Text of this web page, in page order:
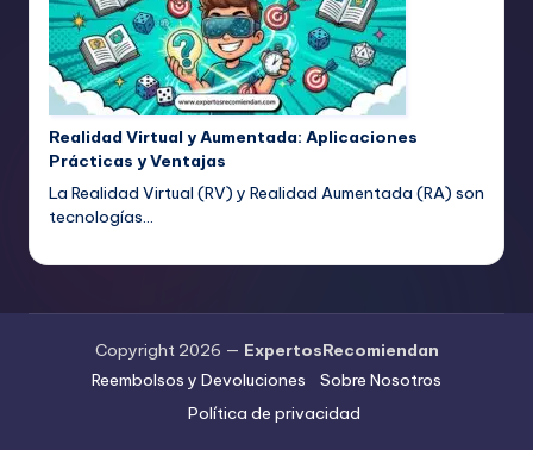
Realidad Virtual y Aumentada: Aplicaciones
Prácticas y Ventajas
La Realidad Virtual (RV) y Realidad Aumentada (RA) son
tecnologías…
Copyright 2026 — ExpertosRecomiendan
Reembolsos y Devoluciones
Sobre Nosotros
Política de privacidad